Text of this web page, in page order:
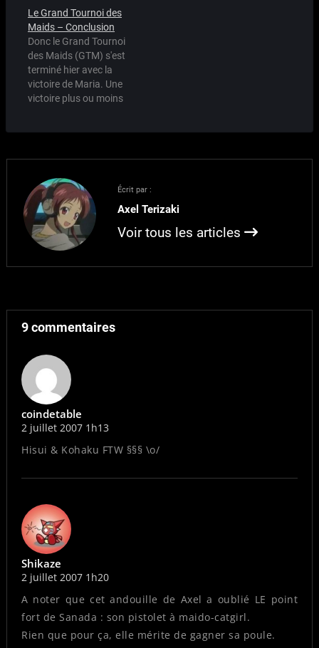
de Mariel et Emma, les
deux meido disputeront
leur place en 8ème de
finale en même temps
que le deathmatch Maria
/ Triplettes. Dorénavant,
ça sera minuit la fin des
Le Grand Tournoi des
Maids – Conclusion
Donc le Grand Tournoi
des Maids (GTM) s'est
terminé hier avec la
victoire de Maria. Une
victoire plus ou moins
début de ce concours. Le
commencement Le GTM
est né d'une idée à la…
Écrit par :
Axel Terizaki
Voir tous les articles
9 commentaires
coindetable
2 juillet 2007 1h13
Hisui & Kohaku FTW §§§ \o/
Shikaze
2 juillet 2007 1h20
A noter que cet andouille de Axel a oublié LE point
fort de Sanada : son pistolet à maido-catgirl.
Rien que pour ça, elle mérite de gagner sa poule.